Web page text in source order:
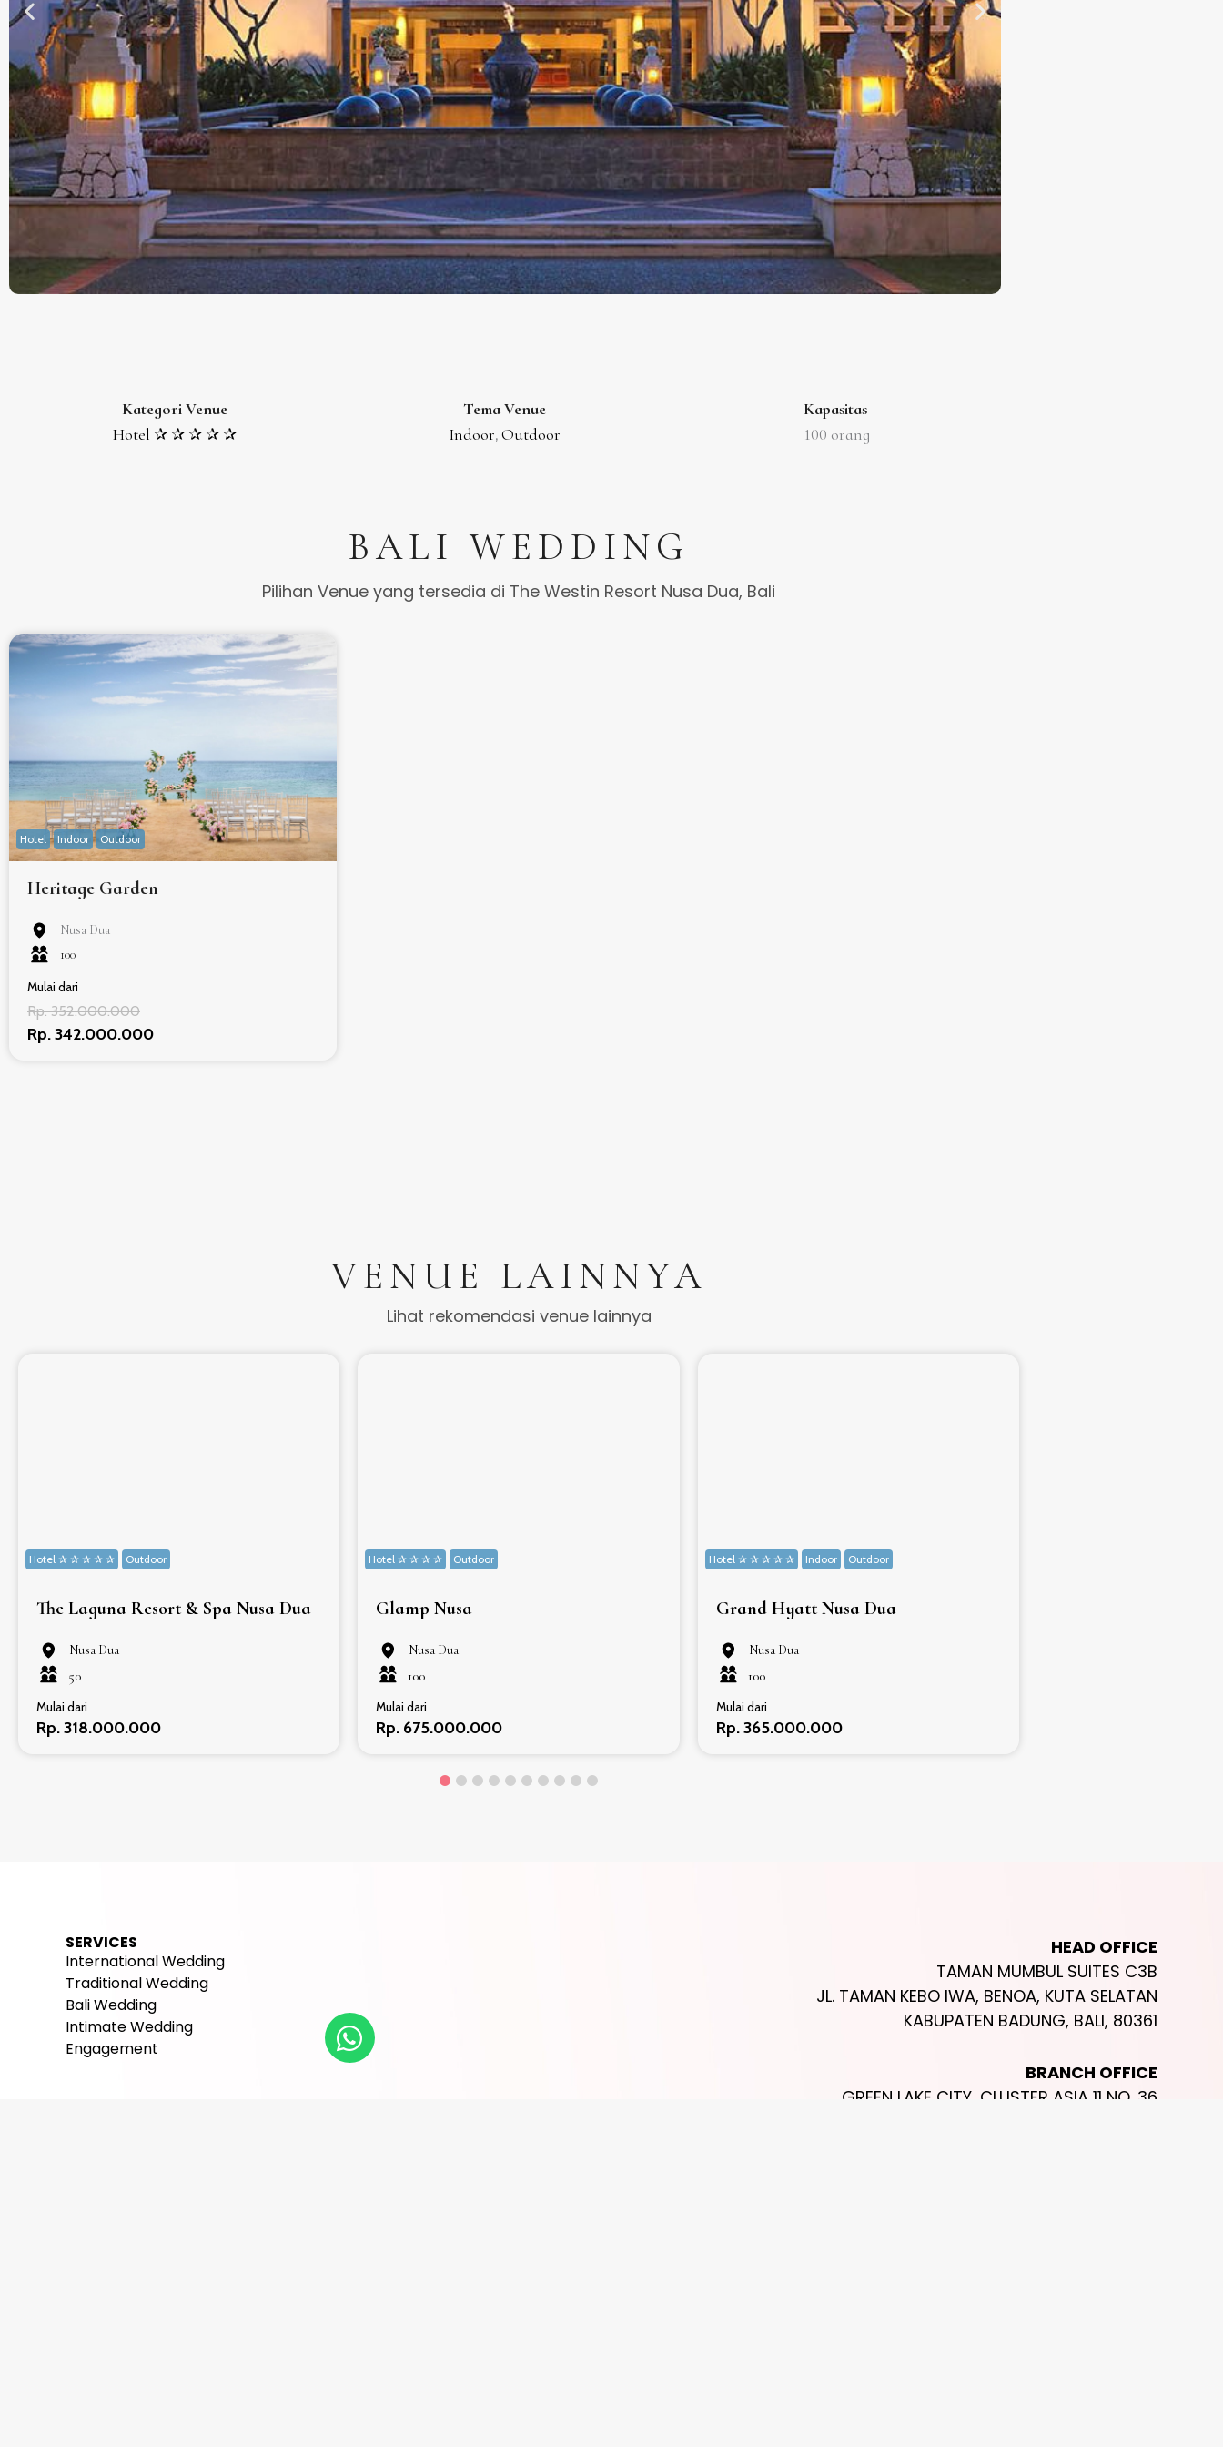
Kategori Venue
Hotel ✰ ✰ ✰ ✰ ✰
Tema Venue
Indoor, Outdoor
Kapasitas
100 orang
BALI WEDDING
Pilihan Venue yang tersedia di The Westin Resort Nusa Dua, Bali
Hotel Indoor Outdoor
Heritage Garden
Nusa Dua
100
Mulai dari
Rp. 352.000.000
Rp. 342.000.000
VENUE LAINNYA
Lihat rekomendasi venue lainnya
Hotel ✰ ✰ ✰ ✰ ✰ Outdoor
The Laguna Resort & Spa Nusa Dua
Nusa Dua
50
Mulai dari
Rp. 318.000.000
Hotel ✰ ✰ ✰ ✰ Outdoor
Glamp Nusa
Nusa Dua
100
Mulai dari
Rp. 675.000.000
Hotel ✰ ✰ ✰ ✰ ✰ Indoor Outdoor
Grand Hyatt Nusa Dua
Nusa Dua
100
Mulai dari
Rp. 365.000.000
SERVICES
International Wedding
Traditional Wedding
Bali Wedding
Intimate Wedding
Engagement
HEAD OFFICE
TAMAN MUMBUL SUITES C3B
JL. TAMAN KEBO IWA, BENOA, KUTA SELATAN
KABUPATEN BADUNG, BALI, 80361
BRANCH OFFICE
GREEN LAKE CITY, CLUSTER ASIA 11 NO. 36